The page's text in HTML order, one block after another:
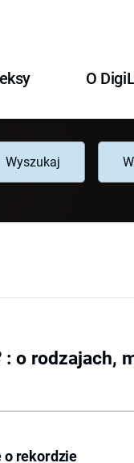
O
Wyszukaj
o rodzajach,
o rekordzie